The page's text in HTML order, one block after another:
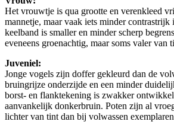
Het vrouwtje is qua grootte en verenkleed
mannetje, maar vaak iets minder
keelband is smaller en minder scherp
eveneens groenachtig, maar soms valer van
Juveniel:
Jonge vogels zijn doffer gekleurd dan de
bruingrijze onderzijde en een minder
borst- en flanktekening is zwakker
aanvankelijk donkerbruin. Poten zijn al
lichter van tint dan bij volwassen